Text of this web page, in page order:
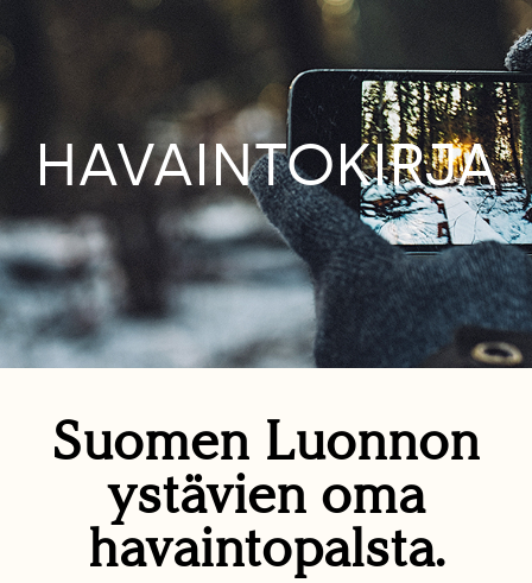
HAVAINTOKIRJA
Suomen Luonnon
ystävien oma
havaintopalsta.